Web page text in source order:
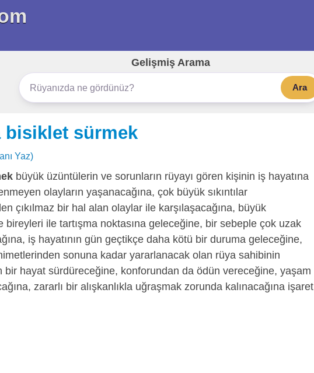
Gelişmiş Arama
Ara
bisiklet sürmek
Yaz)
büyük üzüntülerin ve sorunların rüyayı gören kişinin iş hayatına
olayların yaşanacağına, çok büyük sıkıntılar
çıkılmaz bir hal alan olaylar ile karşılaşacağına, büyük
bireyleri ile tartışma noktasına geleceğine, bir sebeple çok uzak
iş hayatının gün geçtikçe daha kötü bir duruma geleceğine,
sonuna kadar yararlanacak olan rüya sahibinin
bir hayat sürdüreceğine, konforundan da ödün vereceğine, yaşam
zararlı bir alışkanlıkla uğraşmak zorunda kalınacağına işaret